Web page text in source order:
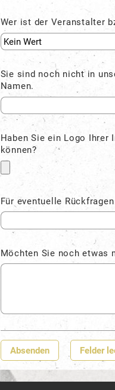
Wer ist der Veranstalter
Sie sind noch nicht in
Namen.
Haben Sie ein Logo
können?
Für eventuelle Rückfragen
Möchten Sie noch etwas